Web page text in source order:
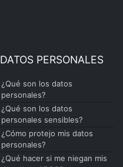
DATOS PERSONALES
¿Qué son los datos
personales?
¿Qué son los datos
personales sensibles?
¿Cómo protejo mis datos
personales?
¿Qué hacer si me niegan mis